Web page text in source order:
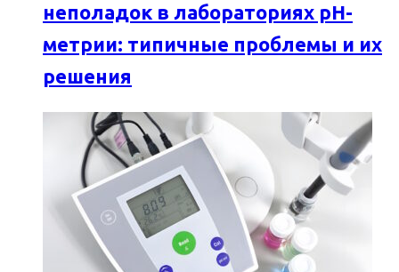
неполадок в лабораториях pH-
метрии: типичные проблемы и их
решения